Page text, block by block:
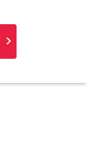
keyboard_arrow_right